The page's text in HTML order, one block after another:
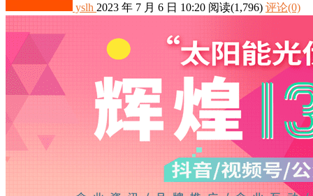
yslh 2023 年 7 月 6 日 10:20 阅读(1,796) 评论(0)